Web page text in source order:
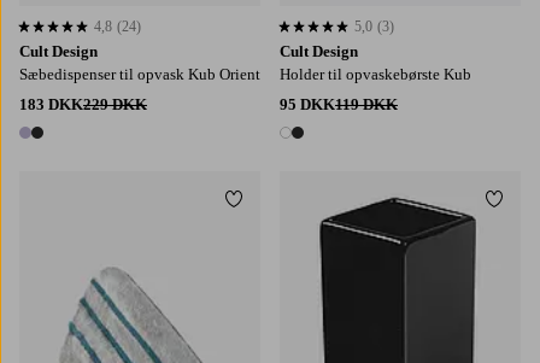
Cult Design
Sæbedispenser til opvask Kub Orient
183 DKK229 DKK
2 farver
4,8 baseret på 24 bedømmelser
4,8 (24)
Cult Design
Holder til opvaskebørste Kub
95 DKK119 DKK
2 farver
5,0 baseret på 3 bedømmelser
5,0 (3)
Tilføj til favoritter